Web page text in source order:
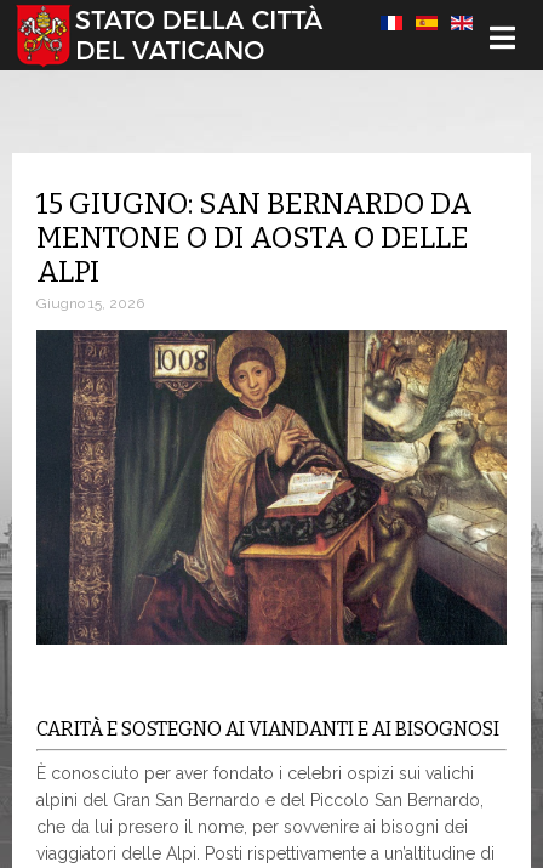
Seleziona la tua lingua
15 GIUGNO: SAN BERNARDO DA
MENTONE O DI AOSTA O DELLE
ALPI
Giugno 15, 2026
CARITÀ E SOSTEGNO AI VIANDANTI E AI BISOGNOSI
È conosciuto per aver fondato i celebri ospizi sui valichi
alpini del Gran San Bernardo e del Piccolo San Bernardo,
che da lui presero il nome, per sovvenire ai bisogni dei
viaggiatori delle Alpi. Posti rispettivamente a un’altitudine di